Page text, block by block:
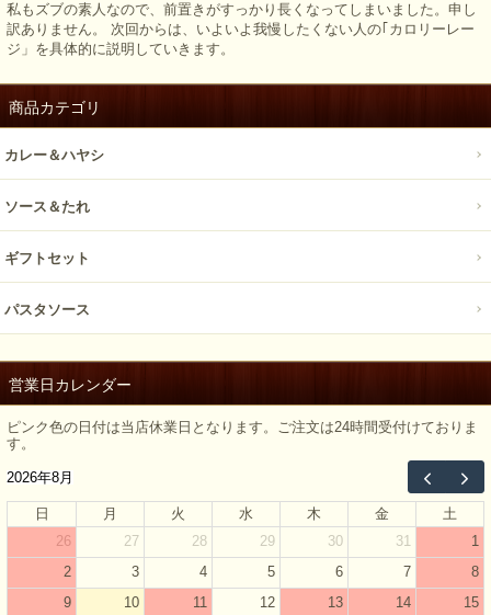
私もズブの素人なので、前置きがすっかり長くなってしまいました。申し
訳ありません。 次回からは、いよいよ我慢したくない人の｢カロリーレー
ジ」を具体的に説明していきます。
商品カテゴリ
カレー＆ハヤシ
ソース＆たれ
ギフトセット
パスタソース
営業日カレンダー
ピンク色の日付は当店休業日となります。ご注文は24時間受付けておりま
す。
2026年8月
日 月 火 水 木 金
土
26
27 28 29 30 31
1
2
3 4 5 6 7
8
9
10 11 12 13 14
15